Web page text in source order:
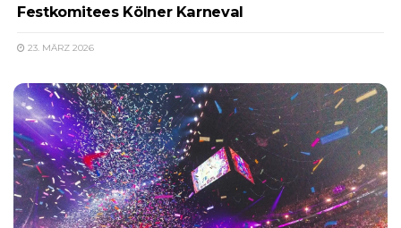
Festkomitees Kölner Karneval
23. MÄRZ 2026